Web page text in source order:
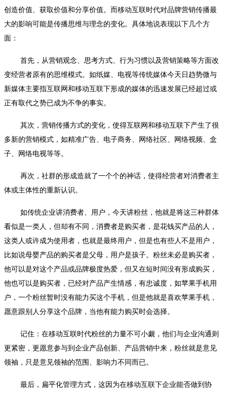
创造价值、获取价值和分享价值。而移动互联时代对品牌营销传播最
大的影响可能是传播思维与理念的变化。具体地说表现以下几个方
面：
首先，从营销观念、思考方式、行为习惯以及营销策略等方面改
变经营者原有的思维模式。如纸媒、电视等传统媒体今天日趋势微与
新媒体主要指互联网和移动互联下形成的媒体的迅速发展已经超过或
正有取代之势已成为不争的事实。
其次，营销传播方式的变化，使得互联网和移动互联下产生了很
多新的营销模式，如精准广告、电子商务、网络社区、网络视频、盒
子、网络电视等等。
再次，社群的形成造就了一个个的神话，使得经营者对消费者主
体或主体性的重新认识。
如传统企业讲消费者、用户，今天讲粉丝，他就是将这三种群体
看似是一类人，但却有不同，消费者是购买者，是花钱买产品的人，
这类人或许成为使用者，也就是最终用户，但是也有些人不是用户，
比如说母婴产品的购买者是父母，用户是孩子。粉丝未必是购买者，
他可以是对这个产品或品牌极度热爱，但又在短时间没有形成购买，
他也可以是购买者，已经对产品产生情感，有忠诚度，如苹果手机用
户，一个粉丝暂时没有能力买这个手机，但是他就是喜欢苹果手机，
愿意跟别人分享这个品牌，当他有能力购买时会选择。
记住：在移动互联时代粉丝的力量不可小觑，他们与企业沟通则
更紧密，更愿意参与到企业产品创新、产品营销中来，粉丝就是意见
领袖，只是意见领袖的范围、影响力不同而已。
最后，扁平化管理方式，这因为在移动互联下企业能否做到协